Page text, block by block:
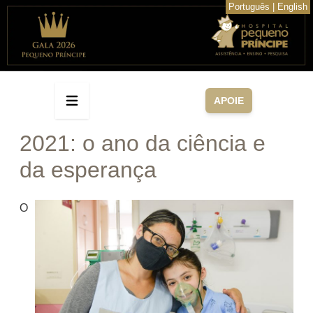
Português English
APOIE
2021: o ano da ciência e
da esperança
O